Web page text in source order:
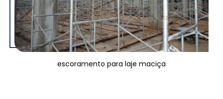
escoramento para laje maciça